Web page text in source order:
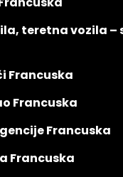
teretna vozila –
Francuska
Francuska
Francuska
Francuska